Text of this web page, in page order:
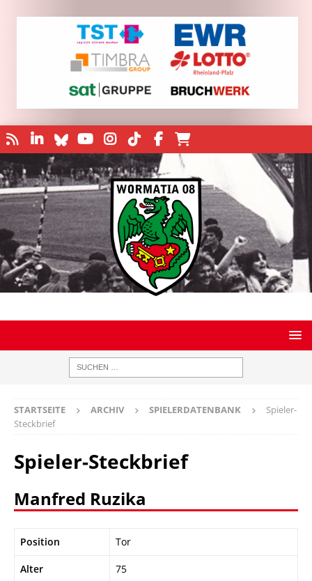
STARTSEITE ARCHIV SPIELERDATENBANK
Spieler-
Steckbrief
Spieler-Steckbrief
Manfred Ruzika
Position Tor
Alter 75